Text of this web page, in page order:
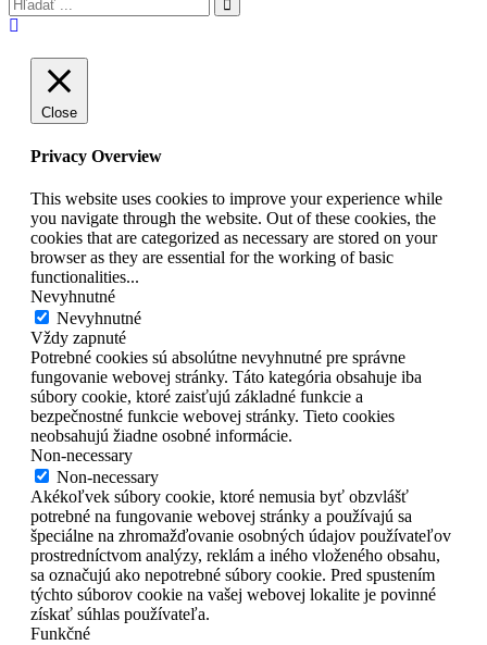
Close
Privacy Overview
This website uses cookies to improve your experience while
you navigate through the website. Out of these cookies, the
cookies that are categorized as necessary are stored on your
browser as they are essential for the working of basic
functionalities...
Nevyhnutné
Nevyhnutné
Vždy zapnuté
Potrebné cookies sú absolútne nevyhnutné pre správne
fungovanie webovej stránky. Táto kategória obsahuje iba
súbory cookie, ktoré zaisťujú základné funkcie a
bezpečnostné funkcie webovej stránky. Tieto cookies
neobsahujú žiadne osobné informácie.
Non-necessary
Non-necessary
Akékoľvek súbory cookie, ktoré nemusia byť obzvlášť
potrebné na fungovanie webovej stránky a používajú sa
špeciálne na zhromažďovanie osobných údajov používateľov
prostredníctvom analýzy, reklám a iného vloženého obsahu,
sa označujú ako nepotrebné súbory cookie. Pred spustením
týchto súborov cookie na vašej webovej lokalite je povinné
získať súhlas používateľa.
Funkčné